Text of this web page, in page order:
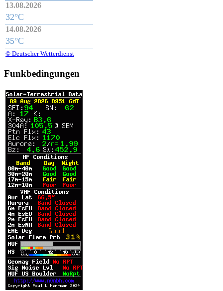
13.08.2026
32°C
14.08.2026
35°C
© Deutscher Wetterdienst
Funkbedingungen